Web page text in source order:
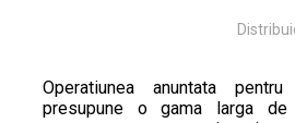
Operatiunea anuntata
presupune o gama larga